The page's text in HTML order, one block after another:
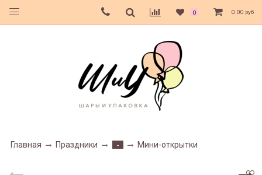
0 0.00 руб
Главная Праздники - Мини-открытки